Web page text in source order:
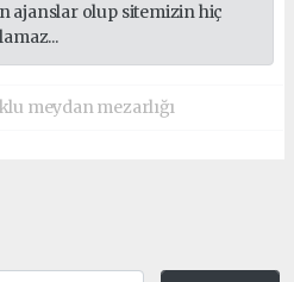
ajanslar olup sitemizin hiç
meydan mezarlığı